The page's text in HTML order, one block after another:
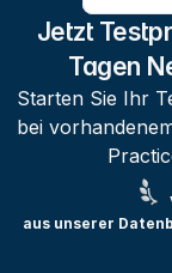
Jetzt
Tagen
Starten Sie Ihr
bei
aus unserer